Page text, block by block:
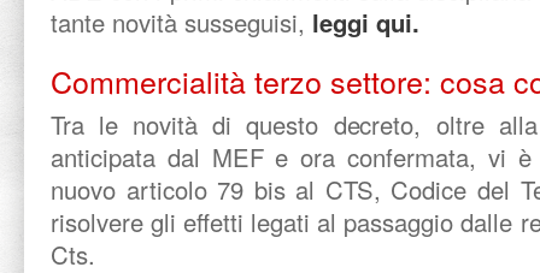
tante novità susseguisi, leggi qui.
Commercialità terzo settore: cosa
Tra le novità di questo decreto, oltre
anticipata dal MEF e ora confermata, vi
nuovo articolo 79 bis al CTS, Codice del
risolvere gli effetti legati al passaggio dalle
Cts.